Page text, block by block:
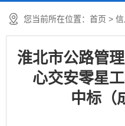
您当前所在位置： 首页 >
淮北市公路管
心交安零星
中标（